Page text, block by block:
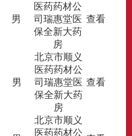
男
医药药材公
司瑞惠堂医
保全新大药
房
查看
男
北京市顺义
医药药材公
司瑞惠堂医
保全新大药
房
查看
北京市顺义
医药药材公